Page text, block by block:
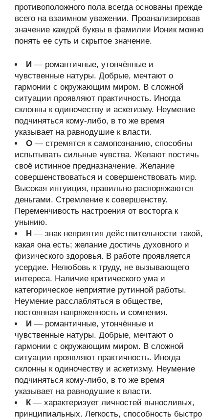
противоположного пола всегда основаны прежде
всего на взаимном уважении. Проанализировав
значение каждой буквы в фамилии Ионик можно
понять ее суть и скрытое значение.
И — романтичные, утончённые и
чувственные натуры. Добрые, мечтают о
гармонии с окружающим миром. В сложной
ситуации проявляют практичность. Иногда
склонны к одиночеству и аскетизму. Неумение
подчиняться кому-либо, в то же время
указывает на равнодушие к власти.
О — стремятся к самопознанию, способны
испытывать сильные чувства. Желают постичь
своё истинное предназначение. Желание
совершенствоваться и совершенствовать мир.
Высокая интуиция, правильно распоряжаются
деньгами. Стремление к совершенству.
Переменчивость настроения от восторга к
унынию.
Н — знак неприятия действительности такой,
какая она есть; желание достичь духовного и
физического здоровья. В работе проявляется
усердие. Нелюбовь к труду, не вызывающего
интереса. Наличие критического ума и
категорическое неприятие рутинной работы.
Неумение расслабляться в обществе,
постоянная напряженность и сомнения.
И — романтичные, утончённые и
чувственные натуры. Добрые, мечтают о
гармонии с окружающим миром. В сложной
ситуации проявляют практичность. Иногда
склонны к одиночеству и аскетизму. Неумение
подчиняться кому-либо, в то же время
указывает на равнодушие к власти.
К— характеризует личностей выносливых,
принципиальных. Легкость, способность быстро